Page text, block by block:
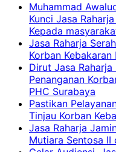
Muhammad
Kunci Jasa
Kepada
Jasa Raharja
Korban
Dirut Jasa
Penanganan
PHC Surabaya
Pastikan
Tinjau Korban
Jasa Raharja
Mutiara Sentosa II